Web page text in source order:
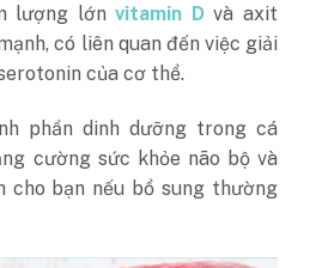
lượng lớnvitamin Dvà axit
có liên quan đến việc giải
của cơ thể.
phần dinh dưỡng trong cá
cường sức khỏe não bộ và
cho bạn nếu bổ sung thường